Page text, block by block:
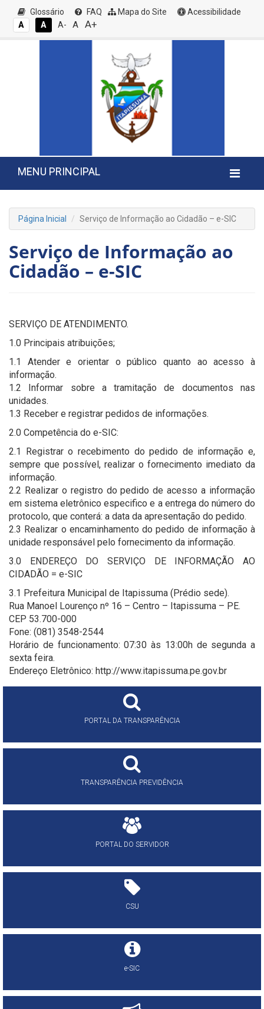
Glossário FAQ Mapa do Site
Acessibilidade
A
A A- A A+
MENU PRINCIPAL
Página Inicial Serviço de Informação ao Cidadão – e-SIC
Serviço de Informação ao
Cidadão – e-SIC
SERVIÇO DE ATENDIMENTO.
1.0 Principais atribuições;
1.1 Atender e orientar o público quanto ao acesso à
informação.
1.2 Informar sobre a tramitação de documentos nas
unidades.
1.3 Receber e registrar pedidos de informações.
2.0 Competência do e-SIC:
2.1 Registrar o recebimento do pedido de informação e,
sempre que possível, realizar o fornecimento imediato da
informação.
2.2 Realizar o registro do pedido de acesso a informação
em sistema eletrônico especifico e a entrega do número do
protocolo, que conterá: a data da apresentação do pedido.
2.3 Realizar o encaminhamento do pedido de informação à
unidade responsável pelo fornecimento da informação.
3.0 ENDEREÇO DO SERVIÇO DE INFORMAÇÃO AO
CIDADÃO = e-SIC
3.1 Prefeitura Municipal de Itapissuma (Prédio sede).
Rua Manoel Lourenço nº 16 – Centro – Itapissuma – PE.
CEP 53.700-000
Fone: (081) 3548-2544
Horário de funcionamento: 07:30 às 13:00h de segunda a
sexta feira.
Endereço Eletrônico: http://www.itapissuma.pe.gov.br
PORTAL DA TRANSPARÊNCIA
TRANSPARÊNCIA PREVIDÊNCIA
PORTAL DO SERVIDOR
CSU
e-SIC